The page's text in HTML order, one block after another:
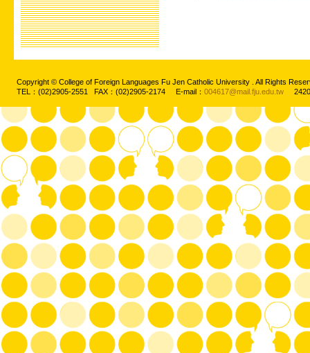
Copyright © College of Foreign Languages Fu Jen Catholic University . All Rights
TEL：(02)2905-2551 FAX：(02)2905-2174 E-mail： 004617@mail.fju.edu.tw